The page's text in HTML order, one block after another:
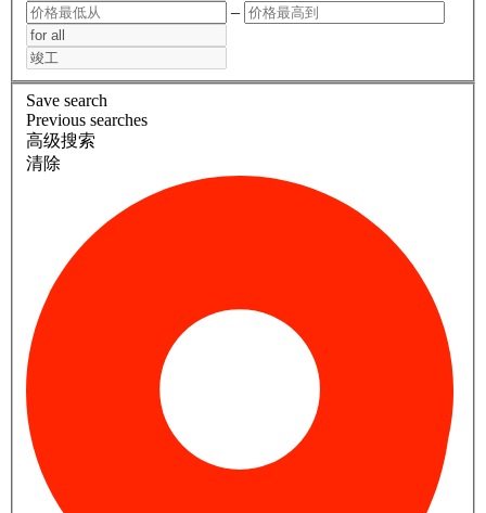
–
Save search
Previous searches
高级搜索
清除